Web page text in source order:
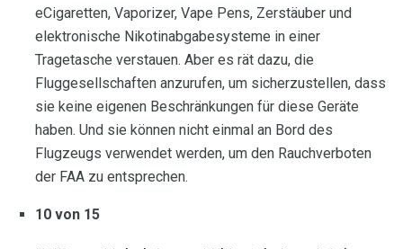
eCigaretten, Vaporizer, Vape Pens, Zerstäuber und
elektronische Nikotinabgabesysteme in einer
Tragetasche verstauen. Aber es rät dazu, die
Fluggesellschaften anzurufen, um sicherzustellen, dass
sie keine eigenen Beschränkungen für diese Geräte
haben. Und sie können nicht einmal an Bord des
Flugzeugs verwendet werden, um den Rauchverboten
der FAA zu entsprechen.
10 von 15